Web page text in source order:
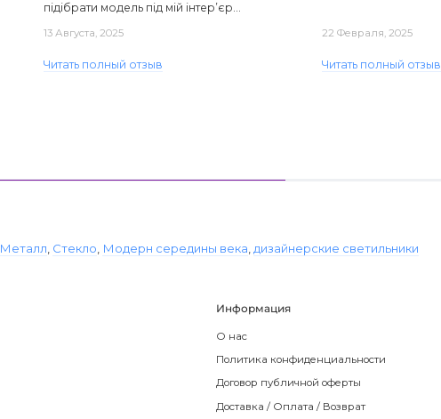
підібрати модель під мій інтер’єр...
13 Августа, 2025
Читать полный отзыв
22 Февраля, 2025
Читать полный отзыв
Металл Стекло Модерн середины века дизайнерские светильники
Информация
О нас
Политика конфиденциальности
Договор публичной оферты
Доставка / Оплата / Возврат